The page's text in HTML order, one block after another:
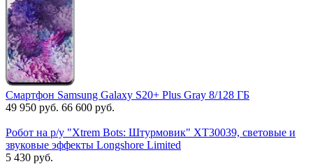
Смартфон Samsung Galaxy S20+ Plus Gray 8/128 ГБ
49 950 руб. 66 600 руб.
Робот на р/у "Xtrem Bots: Штурмовик" XT30039, световые и
звуковые эффекты Longshore Limited
5 430 руб.